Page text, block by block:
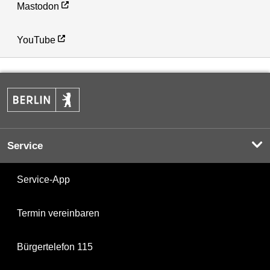
Mastodon
YouTube
Service
Service-App
Termin vereinbaren
Bürgertelefon 115